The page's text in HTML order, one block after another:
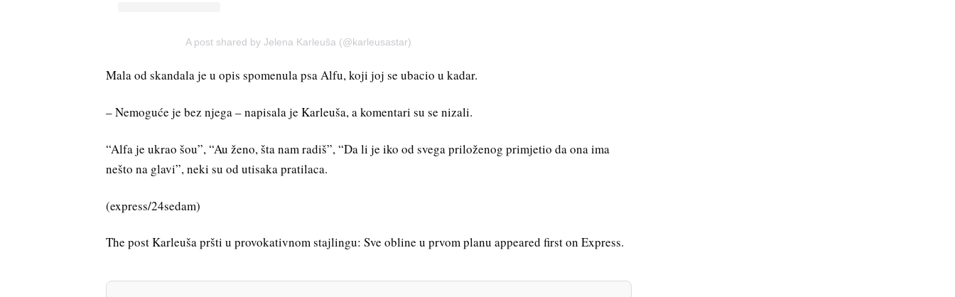
A post shared by Jelena Karleuša (@karleusastar)
Mala od skandala je u opis spomenula psa Alfu, koji joj se ubacio u kadar.
– Nemoguće je bez njega – napisala je Karleuša, a komentari su se nizali.
“Alfa je ukrao šou”, “Au ženo, šta nam radiš”, “Da li je iko od svega priloženog primjetio da ona ima
nešto na glavi”, neki su od utisaka pratilaca.
(express/24sedam)
The post Karleuša pršti u provokativnom stajlingu: Sve obline u prvom planu appeared first on Express.